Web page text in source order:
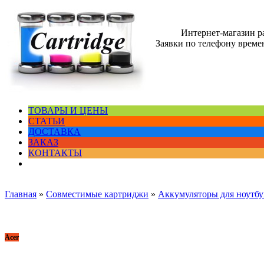
Интернет-магазин
Заявки по телефону
ТОВАРЫ И ЦЕНЫ
СТАТЬИ
ДОСТАВКА
ЗАКАЗ
КОНТАКТЫ
Главная » Совместимые картриджи » Аккумуляторы для
Acer